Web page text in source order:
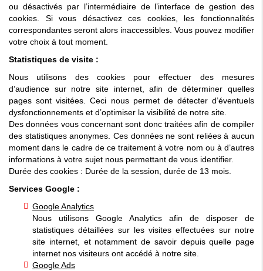
ou désactivés par l’intermédiaire de l’interface de gestion des
cookies. Si vous désactivez ces cookies, les fonctionnalités
correspondantes seront alors inaccessibles. Vous pouvez modifier
votre choix à tout moment.
Statistiques de visite :
Nous utilisons des cookies pour effectuer des mesures
d’audience sur notre site internet, afin de déterminer quelles
pages sont visitées. Ceci nous permet de détecter d’éventuels
dysfonctionnements et d’optimiser la visibilité de notre site.
Des données vous concernant sont donc traitées afin de compiler
des statistiques anonymes. Ces données ne sont reliées à aucun
moment dans le cadre de ce traitement à votre nom ou à d’autres
informations à votre sujet nous permettant de vous identifier.
Durée des cookies : Durée de la session, durée de 13 mois.
Services Google :
Google Analytics
Nous utilisons Google Analytics afin de disposer de
statistiques détaillées sur les visites effectuées sur notre
site internet, et notamment de savoir depuis quelle page
internet nos visiteurs ont accédé à notre site.
Google Ads